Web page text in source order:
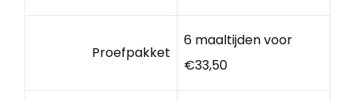
Proefpakket
6 maaltijden voor
€33,50